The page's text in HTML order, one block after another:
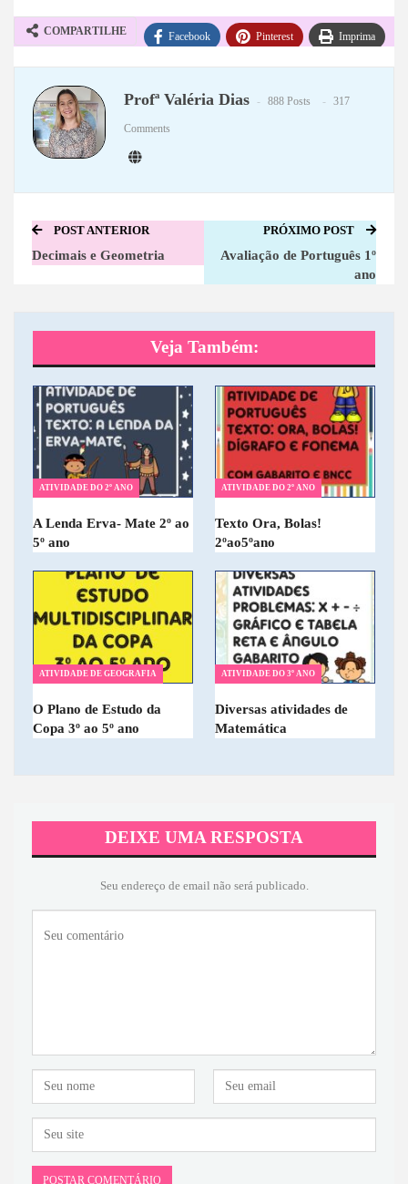
COMPARTILHE Facebook Pinterest Imprima
Profª Valéria Dias 888 Posts 317
Comments
POST ANTERIOR
Decimais e Geometria
PRÓXIMO POST
Avaliação de Português 1º
ano
Veja Também:
ATIVIDADE DO 2º ANO
A Lenda Erva- Mate 2º ao
5º ano
ATIVIDADE DO 2º ANO
Texto Ora, Bolas!
2ºao5ºano
ATIVIDADE DE GEOGRAFIA
O Plano de Estudo da
Copa 3º ao 5º ano
ATIVIDADE DO 3º ANO
Diversas atividades de
Matemática
DEIXE UMA RESPOSTA
Seu endereço de email não será publicado.